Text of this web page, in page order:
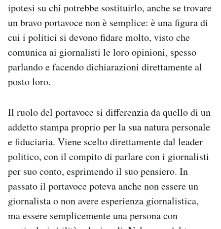
Notifiche mobile
Regala il Post
ipotesi su chi potrebbe sostituirlo, anche se trovare
un bravo portavoce non è semplice: è una figura di
cui i politici si devono fidare molto, visto che
comunica ai giornalisti le loro opinioni, spesso
parlando e facendo dichiarazioni direttamente al
posto loro.
Il ruolo del portavoce si differenzia da quello di un
addetto stampa proprio per la sua natura personale
e fiduciaria. Viene scelto direttamente dal leader
politico, con il compito di parlare con i giornalisti
per suo conto, esprimendo il suo pensiero. In
passato il portavoce poteva anche non essere un
giornalista o non avere esperienza giornalistica,
ma essere semplicemente una persona con